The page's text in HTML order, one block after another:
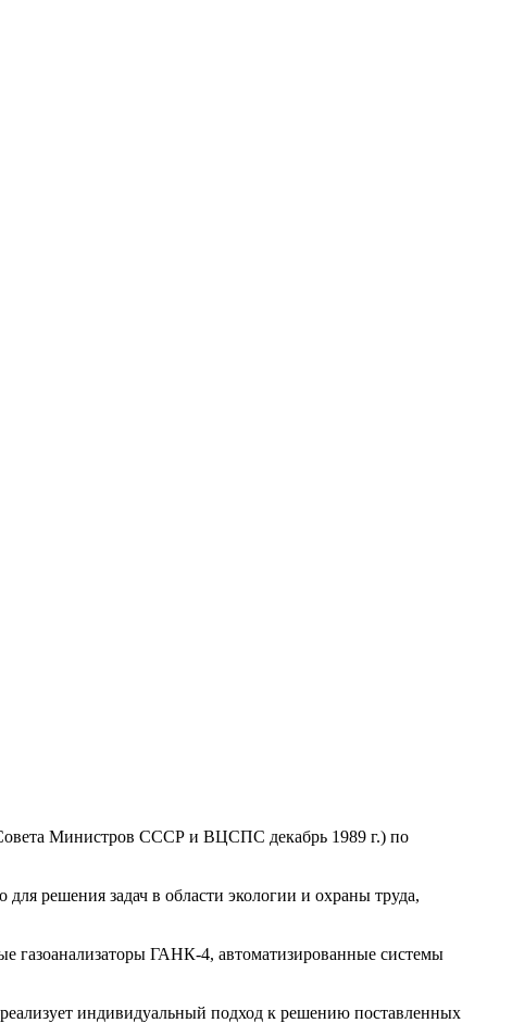
Совета Министров СССР и ВЦСПС декабрь 1989 г.) по
решения задач в области экологии и охраны труда,
ГАНК-4, автоматизированные системы
индивидуальный подход к решению поставленных